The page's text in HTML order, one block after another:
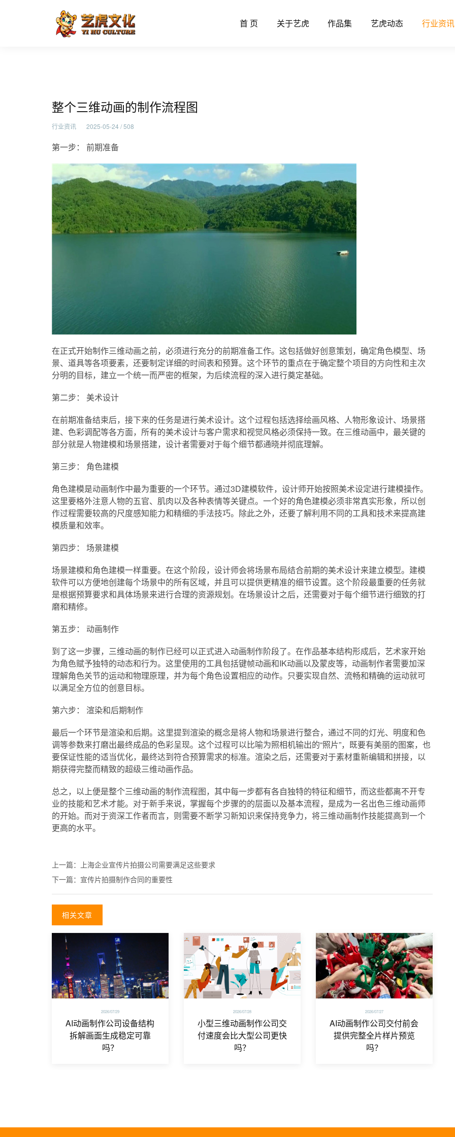
首 页 关于艺虎 作品集 艺虎动态 行业资讯
整个三维动画的制作流程图
整个三维动画的制作流程图
行业资讯 2025-05-24 / 508
第一步： 前期准备
在正式开始制作三维动画之前，必须进行充分的前期准备工作。这包括做好创意策划，确定角色模型、场
景、道具等各项要素，还要制定详细的时间表和预算。这个环节的重点在于确定整个项目的方向性和主次
分明的目标，建立一个统一而严密的框架，为后续流程的深入进行奠定基础。
第二步： 美术设计
在前期准备结束后，接下来的任务是进行美术设计。这个过程包括选择绘画风格、人物形象设计、场景搭
建、色彩调配等各方面，所有的美术设计与客户需求和视觉风格必须保持一致。在三维动画中，最关键的
部分就是人物建模和场景搭建，设计者需要对于每个细节都通晓并彻底理解。
第三步： 角色建模
角色建模是动画制作中最为重要的一个环节。通过3D建模软件，设计师开始按照美术设定进行建模操作。
这里要格外注意人物的五官、肌肉以及各种表情等关键点。一个好的角色建模必须非常真实形象，所以创
作过程需要较高的尺度感知能力和精细的手法技巧。除此之外，还要了解利用不同的工具和技术来提高建
模质量和效率。
第四步： 场景建模
场景建模和角色建模一样重要。在这个阶段，设计师会将场景布局结合前期的美术设计来建立模型。建模
软件可以方便地创建每个场景中的所有区域，并且可以提供更精准的细节设置。这个阶段最重要的任务就
是根据预算要求和具体场景来进行合理的资源规划。在场景设计之后，还需要对于每个细节进行细致的打
磨和精修。
第五步： 动画制作
到了这一步骤，三维动画的制作已经可以正式进入动画制作阶段了。在作品基本结构形成后，艺术家开始
为角色赋予独特的动态和行为。这里使用的工具包括键帧动画和IK动画以及蒙皮等，动画制作者需要加深
理解角色关节的运动和物理原理，并为每个角色设置相应的动作。只要实现自然、流畅和精确的运动就可
以满足全方位的创意目标。
第六步： 渲染和后期制作
最后一个环节是渲染和后期。这里提到渲染的概念是将人物和场景进行整合，通过不同的灯光、明度和色
调等参数来打磨出最终成品的色彩呈现。这个过程可以比喻为照相机输出的“照片”，既要有美丽的图案，也
要保证性能的适当优化，最终达到符合预算需求的标准。渲染之后，还需要对于素材重新编辑和拼接，以
期获得完整而精致的超级三维动画作品。
总之，以上便是整个三维动画的制作流程图，其中每一步都有各自独特的特征和细节，而这些都离不开专
业的技能和艺术才能。对于新手来说，掌握每个步骤的的层面以及基本流程，是成为一名出色三维动画师
的开始。而对于资深工作者而言，则需要不断学习新知识来保持竞争力，将三维动画制作技能提高到一个
更高的水平。
上一篇：
上海企业宣传片拍摄公司需要满足这些要求
下一篇： 宣传片拍摄制作合同的重要性
相关文章
2026/07/29
AI动画制作公司设备结构
拆解画面生成稳定可靠
吗？
2026/07/28
小型三维动画制作公司交
付速度会比大型公司更快
吗？
2026/07/27
AI动画制作公司交付前会
提供完整全片样片预览
吗？